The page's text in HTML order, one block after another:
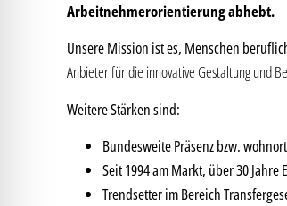
Arbeitnehmerorientierung abhebt.
Unsere Mission ist es, Menschen
Anbieter für die innovative Gestaltung und
Weitere Stärken sind:
Bundesweite Präsenz bzw.
Seit 1994 am Markt, über 30 Jahre
Trendsetter im Bereich